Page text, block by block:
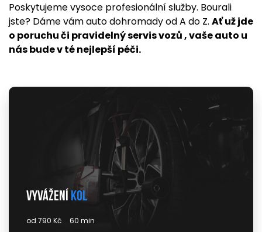
Poskytujeme vysoce profesionální služby. Bourali
jste? Dáme vám auto dohromady od A do Z. Ať už jde
o poruchu či pravidelný servis vozů , vaše auto u
nás bude v té nejlepší péči.
Vyvážení kol
od 790 Kč 60 min